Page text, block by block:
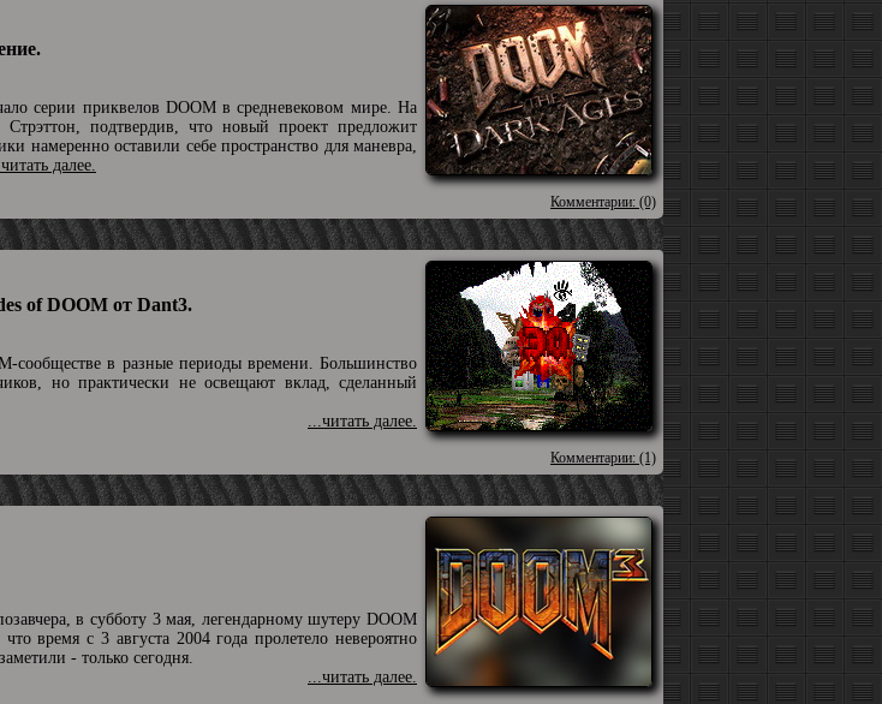
серии приквелов DOOM в средневековом мире. На
подтвердив, что новый проект предложит
намеренно оставили себе пространство для маневра,
далее.
Комментарии: (0)
of DOOM от Dant3.
в разные периоды времени. Большинство
но практически не освещают вклад, сделанный
...читать далее.
Комментарии: (1)
в субботу 3 мая, легендарному шутеру DOOM
время с 3 августа 2004 года пролетело невероятно
- только сегодня.
...читать далее.